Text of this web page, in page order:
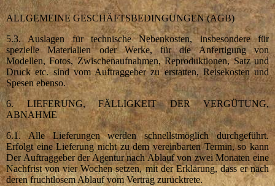
ALLGEMEINE GESCHÄFTSBEDINGUNGEN (AGB)
5.3. Auslagen für technische Nebenkosten, insbesondere für
spezielle Materialien oder Werke, für die Anfertigung von
Modellen, Fotos, Zwischenaufnahmen, Reproduktionen, Satz und
Druck etc. sind vom Auftraggeber zu erstatten, Reisekosten und
Spesen ebenso.
6. LIEFERUNG, FÄLLIGKEIT DER VERGÜTUNG,
ABNAHME
6.1. Alle Lieferungen werden schnellstmöglich durchgeführt.
Erfolgt eine Lieferung nicht zu dem vereinbarten Termin, so kann
Der Auftraggeber der Agentur nach Ablauf von zwei Monaten eine
Nachfrist von vier Wochen setzen, mit der Erklärung, dass er nach
deren fruchtlosem Ablauf vom Vertrag zurücktrete.